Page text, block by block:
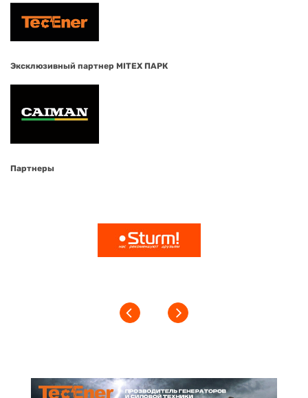
Эксклюзивный партнер MITEX ПАРК
Партнеры